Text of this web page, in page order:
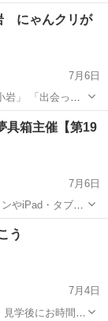
にゃんクリが
7月6日
った
猫を愛するクリ
ーケッ...
ターズ
箱主催【第19
7月6日
ト作品、グッズ
う
7月4日
学後にお時間あ